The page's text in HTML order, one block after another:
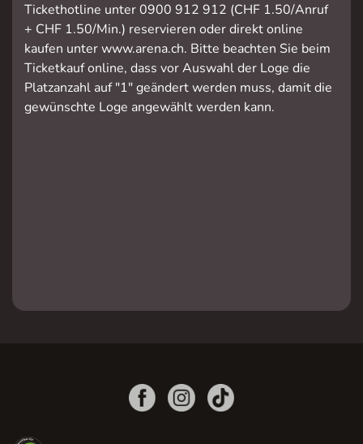
Tickethotline unter 0900 912 912 (CHF 1.50/Anruf
+ CHF 1.50/Min.) reservieren oder direkt online
kaufen unter www.arena.ch. Bitte beachten Sie beim
Ticketkauf online, dass vor Auswahl der Loge die
Platzanzahl auf "1" geändert werden muss, damit die
gewünschte Loge angewählt werden kann.
Vollbild